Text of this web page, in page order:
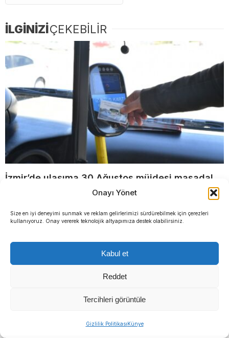
Onayı Yönet
Size en iyi deneyimi sunmak ve reklam gelirlerimizi sürdürebilmek için çerezleri
kullanıyoruz. Onay vererek teknolojik altyapımıza destek olabilirsiniz.
Kabul et
Reddet
Tercihleri görüntüle
Gizlilik PolitikasıKünye
İLGİNİZİÇEKEBİLİR
İzmir’de ulaşıma 30 Ağustos müjdesi masada!
Yüzde 50 indirim geliyor: Bazı hatlar
WhatsApp hamlesi: Ortak
yakalandılar: 104 aranan